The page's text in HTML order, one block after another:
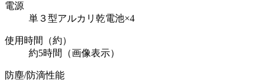
電源
単３型アルカリ乾電池×4
使用時間（約）
約5時間（画像表示）
防塵/防滴性能